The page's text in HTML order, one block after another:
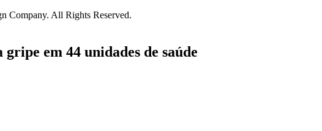
Company. All Rights Reserved.
em 44 unidades de saúde